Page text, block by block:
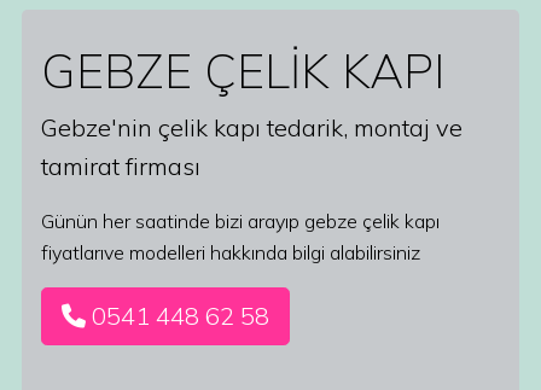
GEBZE ÇELİK KAPI
Gebze'nin çelik kapı tedarik, montaj ve
tamirat firması
Günün her saatinde bizi arayıp gebze çelik kapı
fiyatlarıve modelleri hakkında bilgi alabilirsiniz
0541 448 62 58